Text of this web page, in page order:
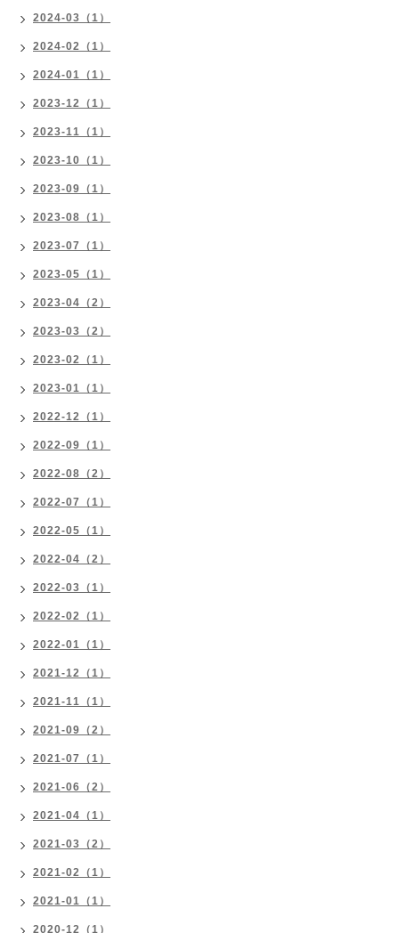
2024-03（1）
2024-02（1）
2024-01（1）
2023-12（1）
2023-11（1）
2023-10（1）
2023-09（1）
2023-08（1）
2023-07（1）
2023-05（1）
2023-04（2）
2023-03（2）
2023-02（1）
2023-01（1）
2022-12（1）
2022-09（1）
2022-08（2）
2022-07（1）
2022-05（1）
2022-04（2）
2022-03（1）
2022-02（1）
2022-01（1）
2021-12（1）
2021-11（1）
2021-09（2）
2021-07（1）
2021-06（2）
2021-04（1）
2021-03（2）
2021-02（1）
2021-01（1）
2020-12（1）